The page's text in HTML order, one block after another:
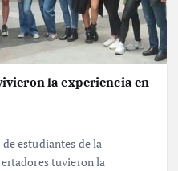
la experiencia en
estudiantes de la
tuvieron la